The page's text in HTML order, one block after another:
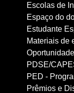
Escolas de
Espaço do
Estudante
Materiais de
PDSE/
PED -
Prêmios e